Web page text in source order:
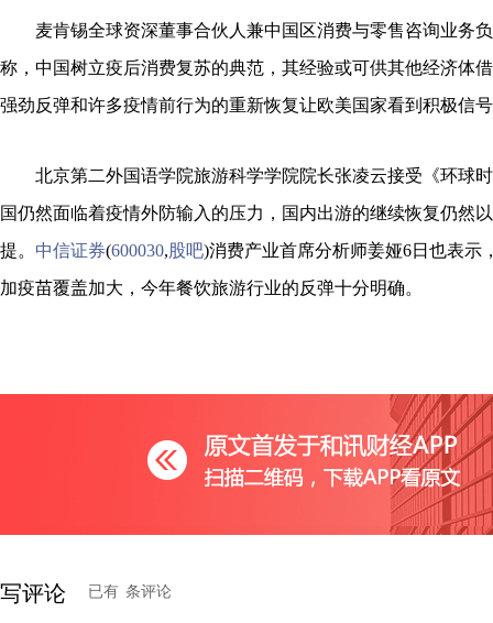
麦肯锡全球资深董事合伙人兼中国区消费与零售咨询业务
称，中国树立疫后消费复苏的典范，其经验或可供其他经济体
强劲反弹和许多疫情前行为的重新恢复让欧美国家看到积极信
北京第二外国语学院旅游科学学院院长张凌云接受《环球
国仍然面临着疫情外防输入的压力，国内出游的继续恢复仍然
提。 中信证券(600030, 股吧)消费产业首席分析师姜娅6日也表示
加疫苗覆盖加大，今年餐饮旅游行业的反弹十分明确。
写评论 已有 条评论